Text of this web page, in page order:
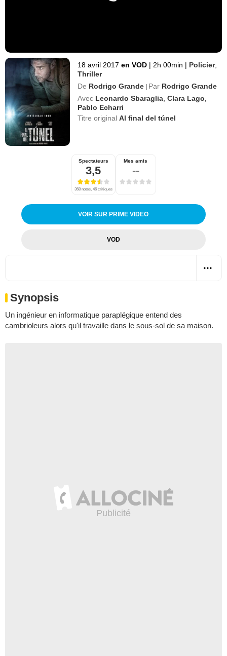
18 avril 2017 en VOD | 2h 00min | Policier,
Thriller
De Rodrigo Grande | Par Rodrigo Grande
Avec Leonardo Sbaraglia ,Clara Lago
Pablo Echarri
Titre originalAl final del túnel
Spectateurs
3,5
368 notes, 46 critiques
Mes amis
--
VOIR SUR PRIME VIDEO
VOD
Synopsis
Un ingénieur en informatique paraplégique entend des
cambrioleurs alors qu'il travaille dans le sous-sol de sa maison.